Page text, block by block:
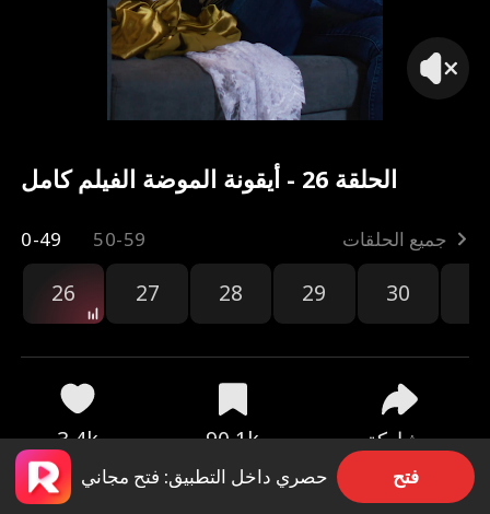
الحلقة 26 - أيقونة الموضة الفيلم كامل
0-49 50-59 جميع الحلقات
26 27 28 29 30
3.4k 90.1k مشاركة
حصري داخل التطبيق: فتح مجاني فتح